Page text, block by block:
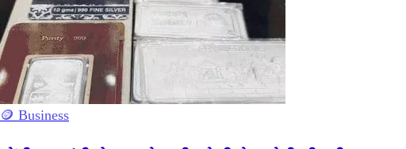
🪙 Business